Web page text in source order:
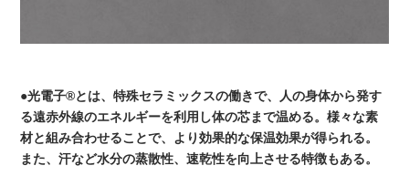
●光電子®とは、特殊セラミックスの働きで、人の身体から発す
る遠赤外線のエネルギーを利用し体の芯まで温める。様々な素
材と組み合わせることで、より効果的な保温効果が得られる。
また、汗など水分の蒸散性、速乾性を向上させる特徴もある。